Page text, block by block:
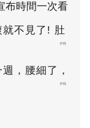
布時間一次看
就不見了! 肚
PR
，腰細了，
PR